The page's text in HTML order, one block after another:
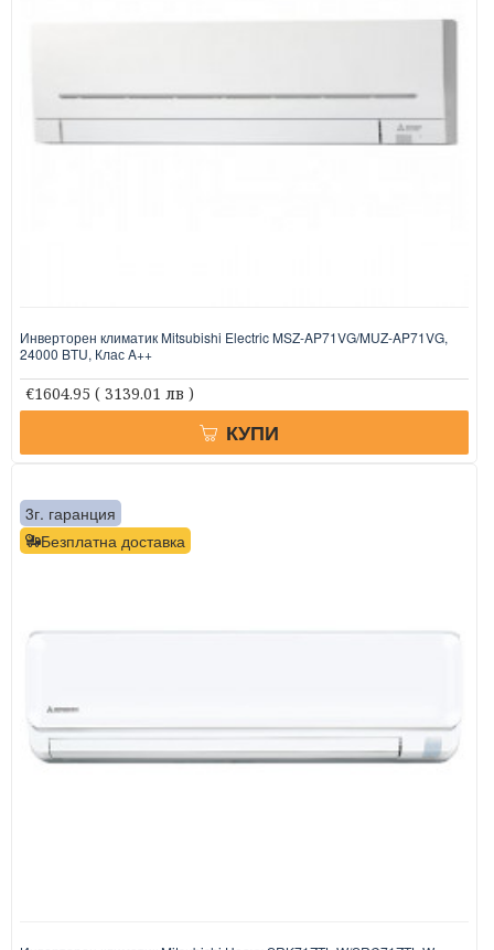
Инверторен климатик Mitsubishi Electric MSZ-AP71VG/MUZ-AP71VG,
24000 BTU, Клас A++
€1604.95 ( 3139.01 лв )
КУПИ
Безплатна доставка
3г. гаранция